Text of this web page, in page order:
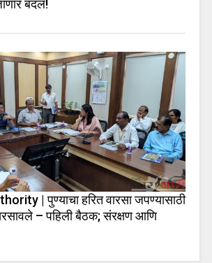
बदल!
| पुण्याचा हरित वारसा जपण्यासाठी
– पहिली बैठक; संरक्षण आणि